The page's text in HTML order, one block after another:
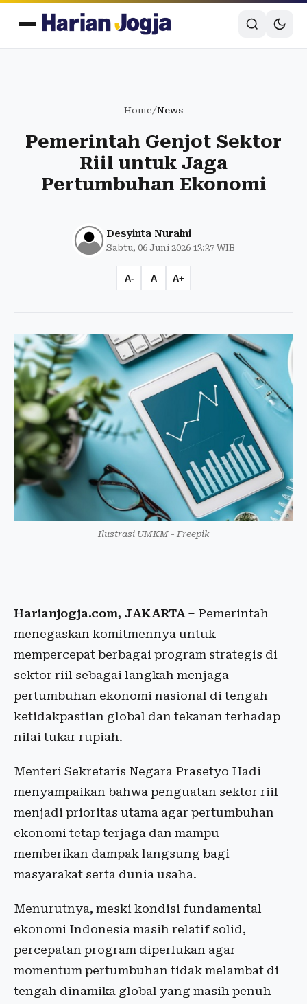
Home/News
Pemerintah Genjot Sektor
Riil untuk Jaga
Pertumbuhan Ekonomi
Desyinta Nuraini
Sabtu, 06 Juni 2026 13:37 WIB
A- A A+
Ilustrasi UMKM - Freepik
Harianjogja.com, JAKARTA– Pemerintah
menegaskan komitmennya untuk
mempercepat berbagai program strategis di
sektor riil sebagai langkah menjaga
pertumbuhan ekonomi nasional di tengah
ketidakpastian global dan tekanan terhadap
nilai tukar rupiah.
Menteri Sekretaris Negara Prasetyo Hadi
menyampaikan bahwa penguatan sektor riil
menjadi prioritas utama agar pertumbuhan
ekonomi tetap terjaga dan mampu
memberikan dampak langsung bagi
masyarakat serta dunia usaha.
Menurutnya, meski kondisi fundamental
ekonomi Indonesia masih relatif solid,
percepatan program diperlukan agar
momentum pertumbuhan tidak melambat di
tengah dinamika global yang masih penuh